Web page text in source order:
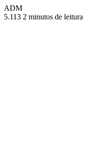
ADM
5.113 2 minutos de leitura